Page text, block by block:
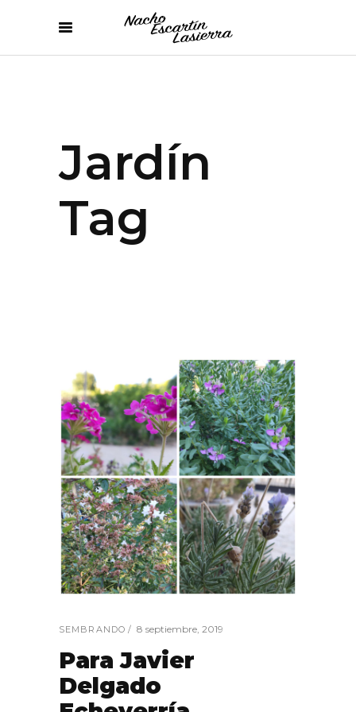
Jardín
Tag
SEMBRANDO 8 septiembre, 2019
Para Javier
Delgado